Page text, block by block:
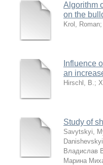
Algorithm
on the
Krol, Roman;
Influence
an
Hirschl, B.;
Study of
Savytskyi,
Владислав
Марина